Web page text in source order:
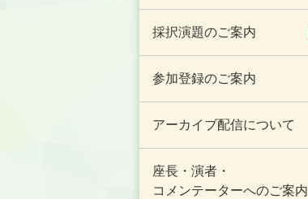
採択演題のご案内
参加登録のご案内
アーカイブ配信について
座長・演者・
コメンテーターへのご案内